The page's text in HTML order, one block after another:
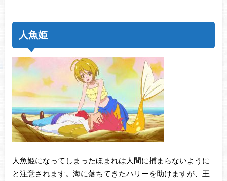
人魚姫
人魚姫になってしまったほまれは人間に捕まらないように
と注意されます。海に落ちてきたハリーを助けますが、王